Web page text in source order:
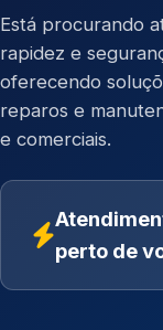
Está procurando
rapidez e
oferecendo
reparos e
e comerciais.
perto de